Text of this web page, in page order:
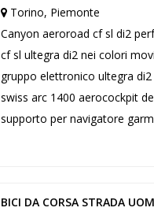
Torino, Piemonte
Canyon aeroroad cf sl di2
cf sl ultegra di2 nei colori
gruppo elettronico ultegra
swiss arc 1400 aerocockpit
supporto per navigatore
BICI DA CORSA STRADA